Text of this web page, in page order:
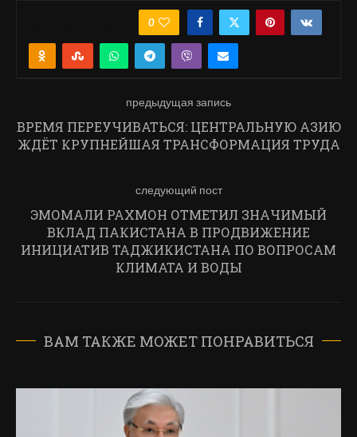
0
предыдущая запись
ВРЕМЯ ПЕРЕУЧИВАТЬСЯ: ЦЕНТРАЛЬНУЮ АЗИЮ
ЖДЁТ КРУПНЕЙШАЯ ТРАНСФОРМАЦИЯ ТРУДА
следующий пост
ЭМОМАЛИ РАХМОН ОТМЕТИЛ ЗНАЧИМЫЙ
ВКЛАД ПАКИСТАНА В ПРОДВИЖЕНИЕ
ИНИЦИАТИВ ТАДЖИКИСТАНА ПО ВОПРОСАМ
КЛИМАТА И ВОДЫ
ВАМ ТАКЖЕ МОЖЕТ ПОНРАВИТЬСЯ